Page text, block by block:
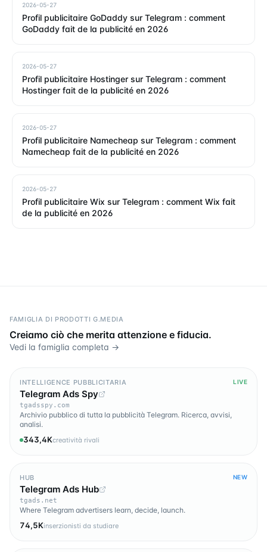
2026-05-27
Profil publicitaire GoDaddy sur Telegram : comment
GoDaddy fait de la publicité en 2026
2026-05-27
Profil publicitaire Hostinger sur Telegram : comment
Hostinger fait de la publicité en 2026
2026-05-27
Profil publicitaire Namecheap sur Telegram : comment
Namecheap fait de la publicité en 2026
2026-05-27
Profil publicitaire Wix sur Telegram : comment Wix fait
de la publicité en 2026
FAMIGLIA DI PRODOTTI G.MEDIA
Creiamo ciò che merita attenzione e fiducia.
Vedi la famiglia completa →
INTELLIGENCE PUBBLICITARIA LIVE
Telegram Ads Spy
tgadsspy.com
Archivio pubblico di tutta la pubblicità Telegram. Ricerca, avvisi,
analisi.
343,4Kcreatività rivali
HUB NEW
Telegram Ads Hub
tgads.net
Where Telegram advertisers learn, decide, launch.
74,5Kinserzionisti da studiare